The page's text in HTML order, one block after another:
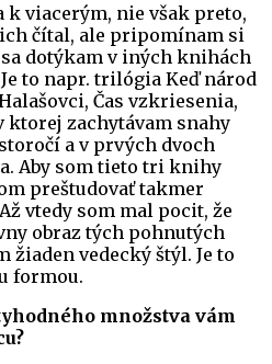
k viacerým, nie však preto,
čítal, ale pripomínam si
dotýkam v iných knihách
to napr. trilógia Keď národ
Čas vzkriesenia,
ktorej zachytávam snahy
a v prvých dvoch
Aby som tieto tri knihy
preštudovať takmer
vtedy som mal pocit, že
obraz tých pohnutých
žiaden vedecký štýl. Je to
formou.
množstva vám